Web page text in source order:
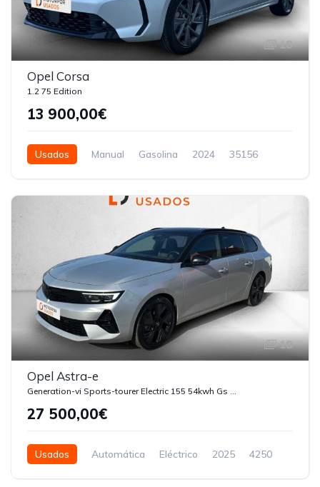
18
Opel Corsa
1.2 75 Edition
13 900,00€
Usados Manual Gasolina 2024
35156
18
Opel Astra-e
27 500,00€
Usados Automática Eléctrico 2025
4250